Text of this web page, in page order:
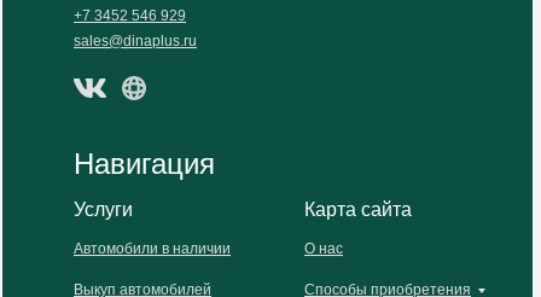
+7 3452 546 929
sales@dinaplus.ru
Навигация
Карта сайта
О нас
Способы приобретения
Услуги
Автомобили в наличии
Выкуп автомобилей